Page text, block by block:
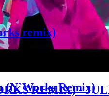
remix)
REMIX) -
(N`Works Remix)